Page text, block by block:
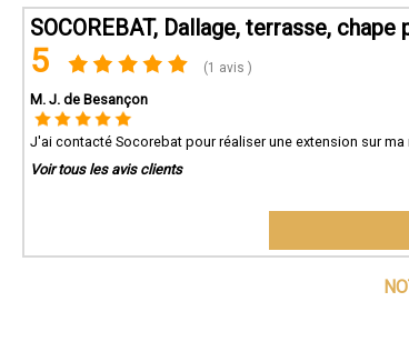
SOCOREBAT, Dallage, terrasse, chape
5 (1 avis )
M. J. de Besançon
J'ai contacté Socorebat pour réaliser une extension sur
Voir tous les avis clients